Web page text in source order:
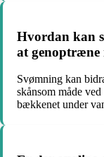
Hvordan kan
at genoptræne
Svømning kan
skånsom måde
bækkenet under